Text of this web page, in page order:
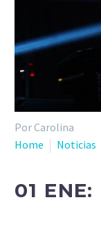
Por Carolina
Home
Noticias
01 ENE: